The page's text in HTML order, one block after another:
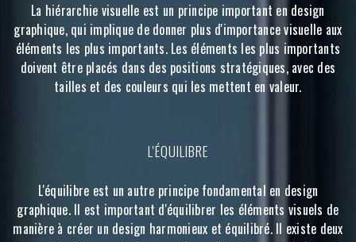
La hiérarchie visuelle est un principe important en design
graphique, qui implique de donner plus d'importance visuelle aux
éléments les plus importants. Les éléments les plus importants
doivent être placés dans des positions stratégiques, avec des
tailles et des couleurs qui les mettent en valeur.
L'ÉQUILIBRE
L'équilibre est un autre principe fondamental en design
graphique. Il est important d'équilibrer les éléments visuels de
manière à créer un design harmonieux et équilibré. Il existe deux